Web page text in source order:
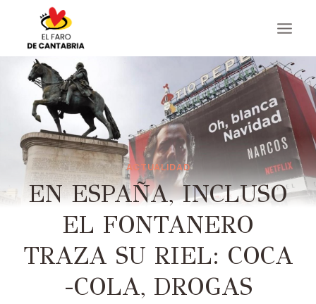
contenido
ACTUALIDAD
EN ESPAÑA, INCLUSO
EL FONTANERO
TRAZA SU RIEL: COCA
-COLA, DROGAS